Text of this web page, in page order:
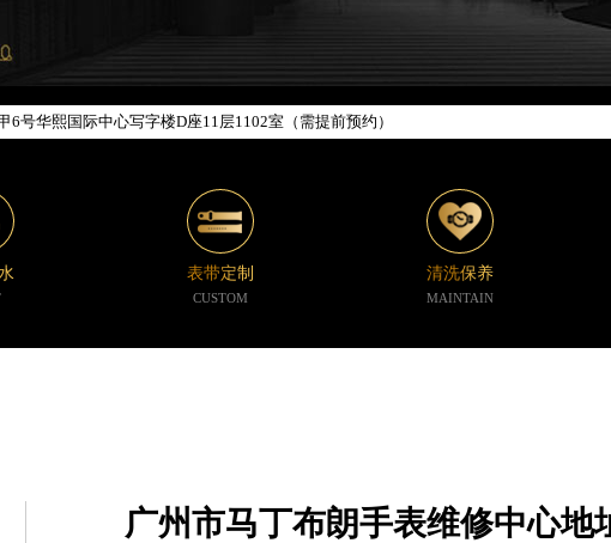
心最新网点地址：
广场写字楼W3座6层602室（需提前预约）
6号华熙国际中心写字楼D座11层1102室（需提前预约）
国际金融中心写字楼26层2603室（需提前预约）
宏伊国际广场写字楼8层806室（需提前预约）
街口）南京中心写字楼22层C1-1室（需提前预约）
代传媒中心写字楼5号楼10层1008室（需提前预约）
宁广场IFC国际金融中心写字楼35层3508室（需提前预约）
世茂天际中心写字楼8层805室（需提前预约）
表带定制
CUSTOM
清洗保养
MAINTAIN
广州市马丁布朗手表维修中心地